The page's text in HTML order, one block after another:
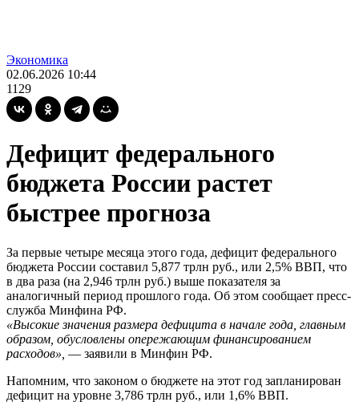
Экономика
02.06.2026 10:44
1129
Дефицит федерального
бюджета России растет
быстрее прогноза
За первые четыре месяца этого года, дефицит федерального
бюджета России составил 5,877 трлн руб., или 2,5% ВВП, что
в два раза (на 2,946 трлн руб.) выше показателя за
аналогичный период прошлого года. Об этом сообщает пресс-
служба Минфина РФ.
«Высокие значения размера дефицита в начале года, главным
образом, обусловлены опережающим финансированием
расходов», — заявили в Минфин РФ.
Напомним, что законом о бюджете на этот год запланирован
дефицит на уровне 3,786 трлн руб., или 1,6% ВВП.